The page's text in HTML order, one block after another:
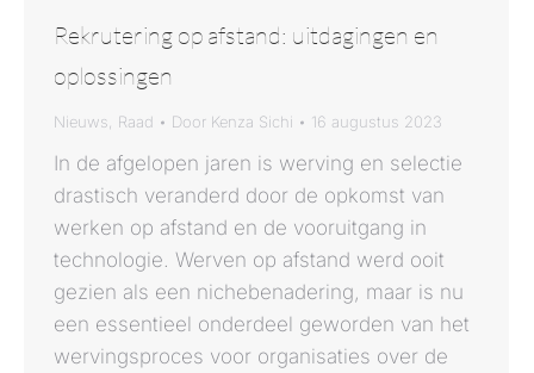
Rekrutering op afstand: uitdagingen en
oplossingen
Nieuws Raad Door Kenza Sichi 16 augustus 2023
In de afgelopen jaren is werving en selectie
drastisch veranderd door de opkomst van
werken op afstand en de vooruitgang in
technologie. Werven op afstand werd ooit
gezien als een nichebenadering, maar is nu
een essentieel onderdeel geworden van het
wervingsproces voor organisaties over de